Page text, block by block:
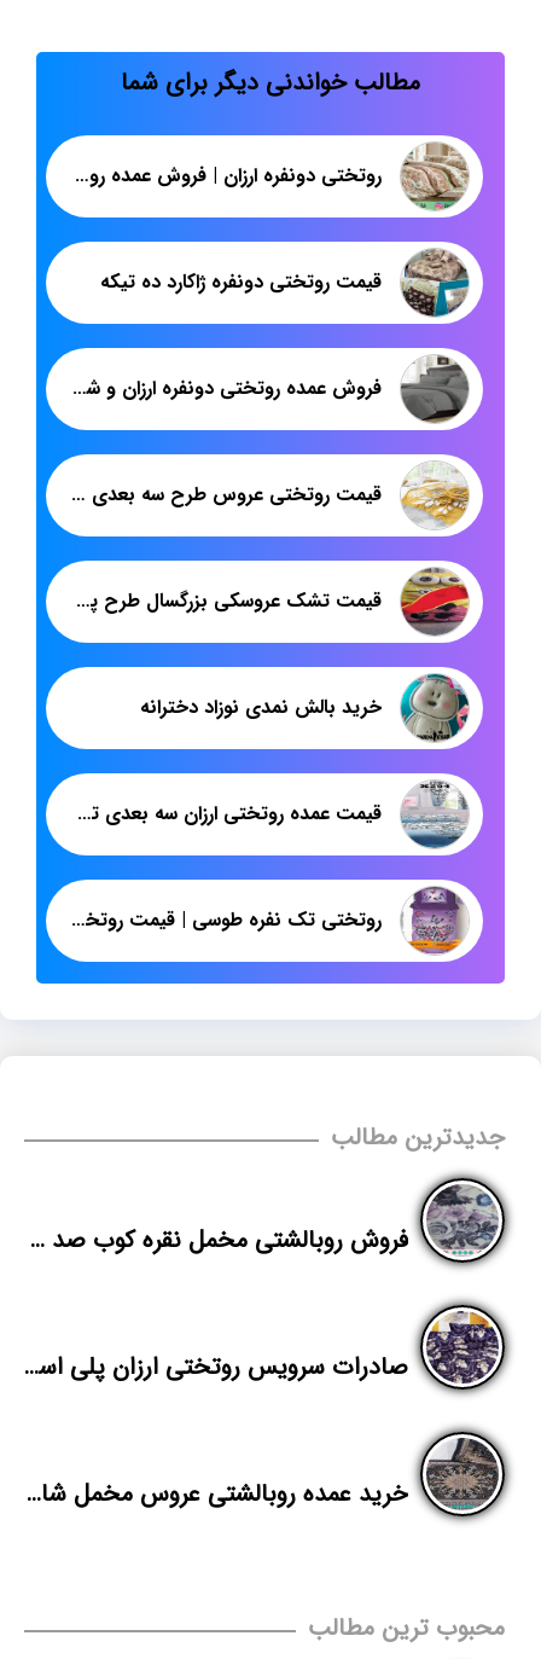
مطالب خواندنی دیگر برای شما
روتختی دونفره ارزان | فروش عمده روتختی | پاندا
قیمت روتختی دونفره ژاکارد ده تیکه
فروش عمده روتختی دونفره ارزان و شیک کتان
قیمت روتختی عروس طرح سه بعدی در تهران
قیمت تشک عروسکی بزرگسال طرح پلنگ
خرید بالش نمدی نوزاد دخترانه
قیمت عمده روتختی ارزان سه بعدی تولیدی پاندا
روتختی تک نفره طوسی | قیمت روتختی سه بعدی ساده | پاندا
جدیدترین مطالب
فروش روبالشتی مخمل نقره کوب صد جفت به بالا
صادرات سرویس روتختی ارزان پلی استر به عراق
خرید عمده روبالشتی عروس مخمل شانل
محبوب ترین مطالب